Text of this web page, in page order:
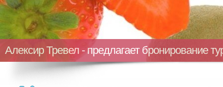
Алексир Тревел - предлагает бронирование